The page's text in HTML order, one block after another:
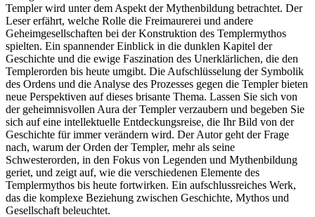
Templer wird unter dem Aspekt der Mythenbildung betrachtet. Der
Leser erfährt, welche Rolle die Freimaurerei und andere
Geheimgesellschaften bei der Konstruktion des Templermythos
spielten. Ein spannender Einblick in die dunklen Kapitel der
Geschichte und die ewige Faszination des Unerklärlichen, die den
Templerorden bis heute umgibt. Die Aufschlüsselung der Symbolik
des Ordens und die Analyse des Prozesses gegen die Templer bieten
neue Perspektiven auf dieses brisante Thema. Lassen Sie sich von
der geheimnisvollen Aura der Templer verzaubern und begeben Sie
sich auf eine intellektuelle Entdeckungsreise, die Ihr Bild von der
Geschichte für immer verändern wird. Der Autor geht der Frage
nach, warum der Orden der Templer, mehr als seine
Schwesterorden, in den Fokus von Legenden und Mythenbildung
geriet, und zeigt auf, wie die verschiedenen Elemente des
Templermythos bis heute fortwirken. Ein aufschlussreiches Werk,
das die komplexe Beziehung zwischen Geschichte, Mythos und
Gesellschaft beleuchtet.